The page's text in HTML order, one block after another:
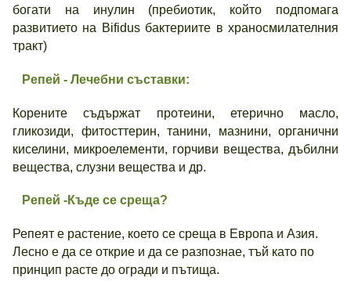
богати на инулин (пребиотик, който подпомага
развитието на Bifidus бактериите в храносмилателния
тракт)
Репей - Лечебни съставки:
Корените съдържат протеини, етерично масло,
гликозиди, фитосттерин, танини, мазнини, органични
киселини, микроелементи, горчиви вещества, дъбилни
вещества, слузни вещества и др.
Репей -Къде се среща?
Репеят е растение, което се среща в Европа и Азия.
Лесно е да се открие и да се разпознае, тъй като по
принцип расте до огради и пътища.